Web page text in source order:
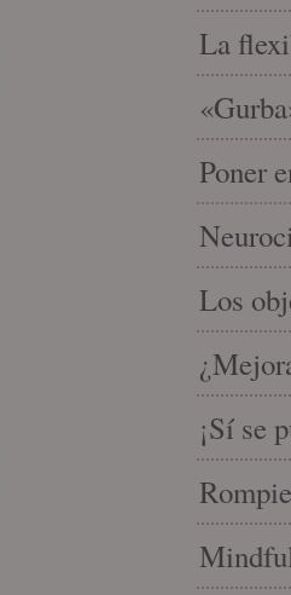
La
Poner
Los
¡Sí se